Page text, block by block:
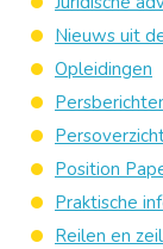
Nieuws uit
Opleidingen
Position
Praktische
Reilen en